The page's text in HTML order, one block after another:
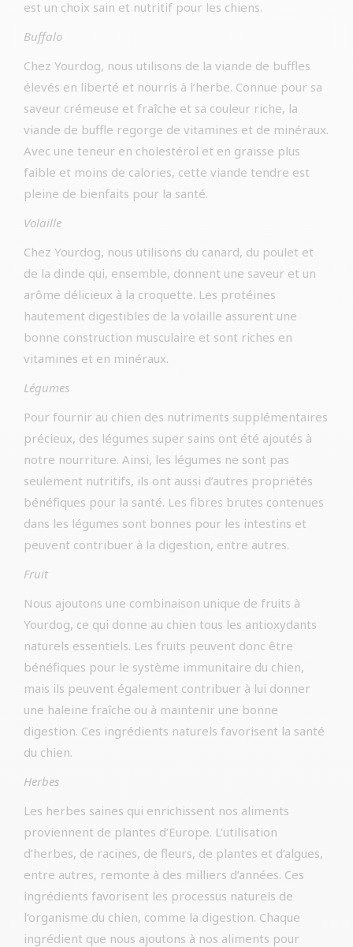
est un choix sain et nutritif pour les chiens.
Buffalo
Chez Yourdog, nous utilisons de la viande de buffles
élevés en liberté et nourris à l’herbe. Connue pour sa
saveur crémeuse et fraîche et sa couleur riche, la
viande de buffle regorge de vitamines et de minéraux.
Avec une teneur en cholestérol et en graisse plus
faible et moins de calories, cette viande tendre est
pleine de bienfaits pour la santé.
Volaille
Chez Yourdog, nous utilisons du canard, du poulet et
de la dinde qui, ensemble, donnent une saveur et un
arôme délicieux à la croquette. Les protéines
hautement digestibles de la volaille assurent une
bonne construction musculaire et sont riches en
vitamines et en minéraux.
Légumes
Pour fournir au chien des nutriments supplémentaires
précieux, des légumes super sains ont été ajoutés à
notre nourriture. Ainsi, les légumes ne sont pas
seulement nutritifs, ils ont aussi d’autres propriétés
bénéfiques pour la santé. Les fibres brutes contenues
dans les légumes sont bonnes pour les intestins et
peuvent contribuer à la digestion, entre autres.
Fruit
Nous ajoutons une combinaison unique de fruits à
Yourdog, ce qui donne au chien tous les antioxydants
naturels essentiels. Les fruits peuvent donc être
bénéfiques pour le système immunitaire du chien,
mais ils peuvent également contribuer à lui donner
une haleine fraîche ou à maintenir une bonne
digestion. Ces ingrédients naturels favorisent la santé
du chien.
Herbes
Les herbes saines qui enrichissent nos aliments
proviennent de plantes d’Europe. L’utilisation
d’herbes, de racines, de fleurs, de plantes et d’algues,
entre autres, remonte à des milliers d’années. Ces
ingrédients favorisent les processus naturels de
l’organisme du chien, comme la digestion. Chaque
ingrédient que nous ajoutons à nos aliments pour